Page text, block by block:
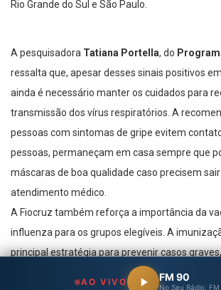
Rio Grande do Sul e São Paulo.
A pesquisadora Tatiana Portella, do
ressalta que, apesar desses sinais positivos
ainda é necessário manter os cuidados para
transmissão dos vírus respiratórios. A
pessoas com sintomas de gripe evitem
pessoas, permaneçam em casa sempre que
máscaras de boa qualidade caso precisem
atendimento médico.
A Fiocruz também reforça a importância da
influenza para os grupos elegíveis. A
principal estratégia para prevenir casos
mortes causadas pelo vírus.
AO VIVO FM 90
No Seu Rádio, FM